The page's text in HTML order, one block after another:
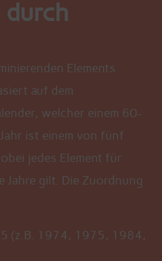
durch
Elements
auf dem
welcher einem 60-
ist einem von fünf
jedes Element für
Jahre gilt. Die Zuordnung
(z.B. 1974, 1975, 1984,